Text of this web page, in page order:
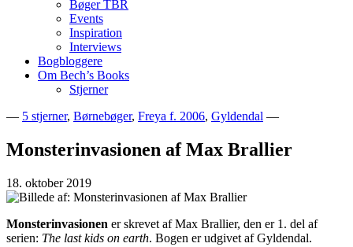
Bøger TBR
Events
Inspiration
Interviews
Bogbloggere
Om Bech’s Books
Stjerner
Bech's Books
— 5 stjerner, Børnebøger, Freya f. 2006, Gyldendal —
Monsterinvasionen af Max Brallier
18. oktober 2019
Monsterinvasionen er skrevet af Max Brallier, den er 1. del af
serien: The last kids on earth. Bogen er udgivet af Gyldendal.